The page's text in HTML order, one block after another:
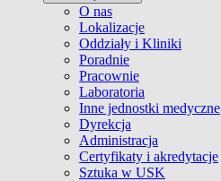
O nas
Lokalizacje
Oddziały i Kliniki
Poradnie
Pracownie
Laboratoria
Inne jednostki medyczne
Dyrekcja
Administracja
Certyfikaty i akredytacje
Sztuka w USK